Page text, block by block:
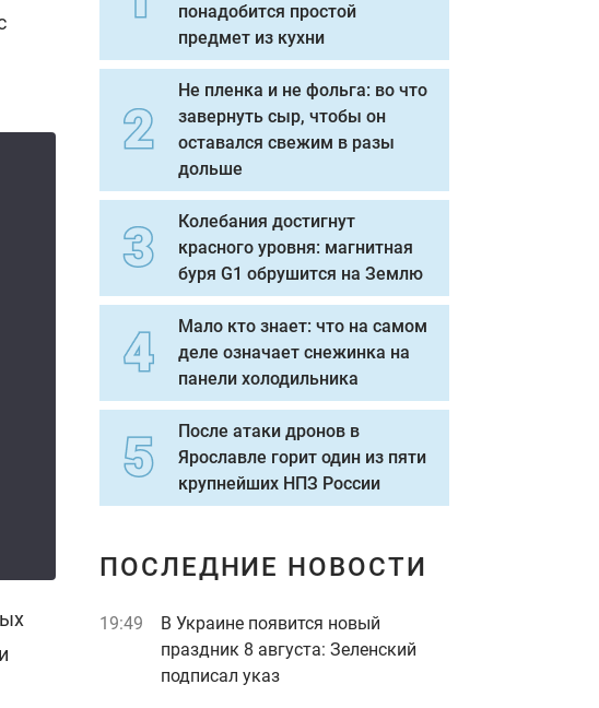
понадобится простой
предмет из кухни
Не пленка и не фольга: во что
завернуть сыр, чтобы он
оставался свежим в разы
дольше
Колебания достигнут
красного уровня: магнитная
буря G1 обрушится на Землю
Мало кто знает: что на самом
деле означает снежинка на
панели холодильника
После атаки дронов в
Ярославле горит один из пяти
крупнейших НПЗ России
ПОСЛЕДНИЕ НОВОСТИ
19:49
В Украине появится новый
праздник 8 августа: Зеленский
подписал указ